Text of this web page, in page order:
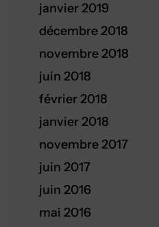
janvier 2019
décembre 2018
novembre 2018
juin 2018
février 2018
janvier 2018
novembre 2017
juin 2017
juin 2016
mai 2016